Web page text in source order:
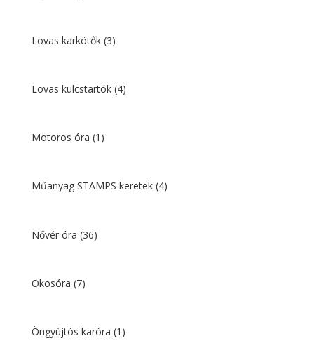
Lovas karkötők (3)
Lovas kulcstartók (4)
Motoros óra (1)
Műanyag STAMPS keretek (4)
Nővér óra (36)
Okosóra (7)
Öngyújtós karóra (1)